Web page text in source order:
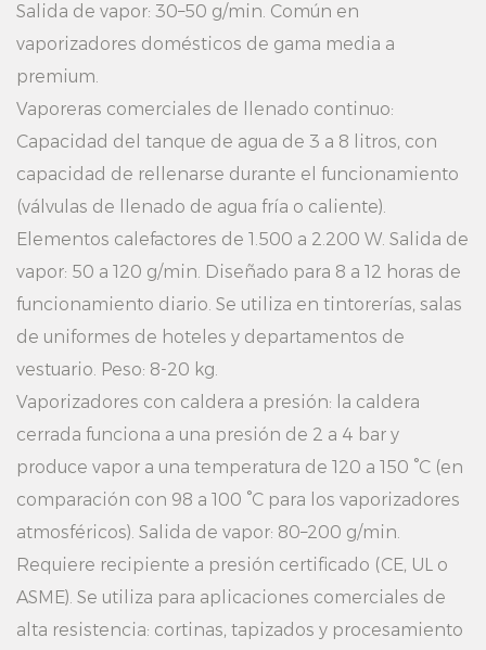
Salida de vapor: 30–50 g/min. Común en
vaporizadores domésticos de gama media a
premium.
Vaporeras comerciales de llenado continuo:
Capacidad del tanque de agua de 3 a 8 litros, con
capacidad de rellenarse durante el funcionamiento
(válvulas de llenado de agua fría o caliente).
Elementos calefactores de 1.500 a 2.200 W. Salida de
vapor: 50 a 120 g/min. Diseñado para 8 a 12 horas de
funcionamiento diario. Se utiliza en tintorerías, salas
de uniformes de hoteles y departamentos de
vestuario. Peso: 8-20 kg.
Vaporizadores con caldera a presión: la caldera
cerrada funciona a una presión de 2 a 4 bar y
produce vapor a una temperatura de 120 a 150 °C (en
comparación con 98 a 100 °C para los vaporizadores
atmosféricos). Salida de vapor: 80–200 g/min.
Requiere recipiente a presión certificado (CE, UL o
ASME). Se utiliza para aplicaciones comerciales de
alta resistencia: cortinas, tapizados y procesamiento